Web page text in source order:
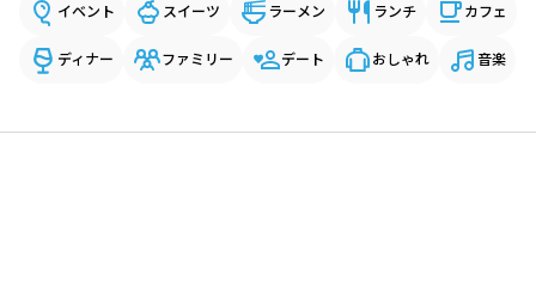
イベント スイーツ ラーメン ランチ カフェ
ディナー ファミリー デート おしゃれ 音楽